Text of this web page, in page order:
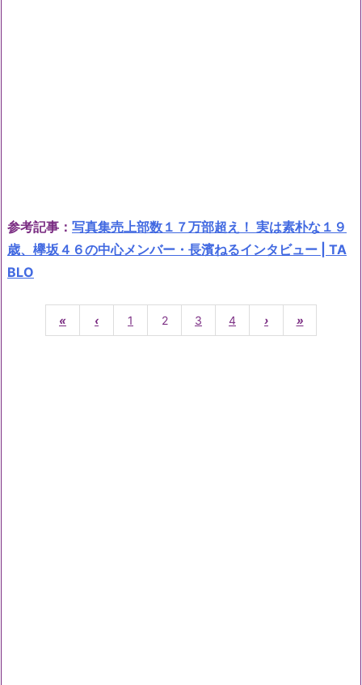
参考記事： 写真集売上部数１７万部超え！ 実は素朴な１９
歳、欅坂４６の中心メンバー・長濱ねるインタビュー | TA
BLO
« ‹ 1 2 3 4 › »